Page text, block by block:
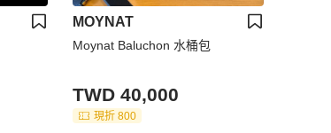
MOYNAT
Moynat Baluchon 水桶包
TWD 40,000
現折 800